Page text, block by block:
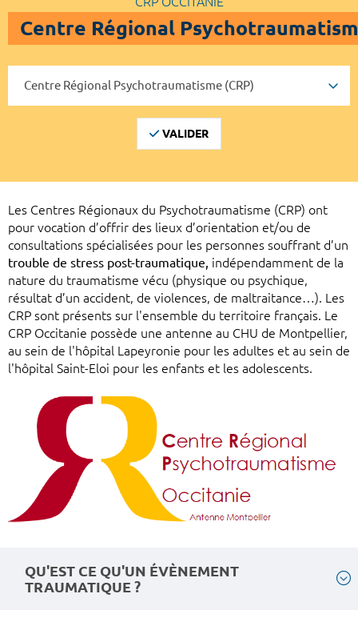
Centre Régional
VALIDER
Les Centres Régionaux du Psychotraumatisme (CRP) ont
pour vocation d’offrir des lieux d’orientation et/ou de
consultations spécialisées pour les personnes souffrant d’un
trouble de stress post-traumatique, indépendamment de la
nature du traumatisme vécu (physique ou psychique,
résultat d’un accident, de violences, de maltraitance…). Les
CRP sont présents sur l'ensemble du territoire français. Le
CRP Occitanie possède une antenne au CHU de Montpellier,
au sein de l'hôpital Lapeyronie pour les adultes et au sein de
l'hôpital Saint-Eloi pour les enfants et les adolescents.
QU'EST CE QU'UN ÉVÈNEMENT
TRAUMATIQUE ?